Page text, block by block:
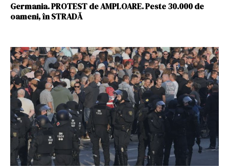
Germania. PROTEST de AMPLOARE. Peste 30.000 de
oameni, în STRADĂ